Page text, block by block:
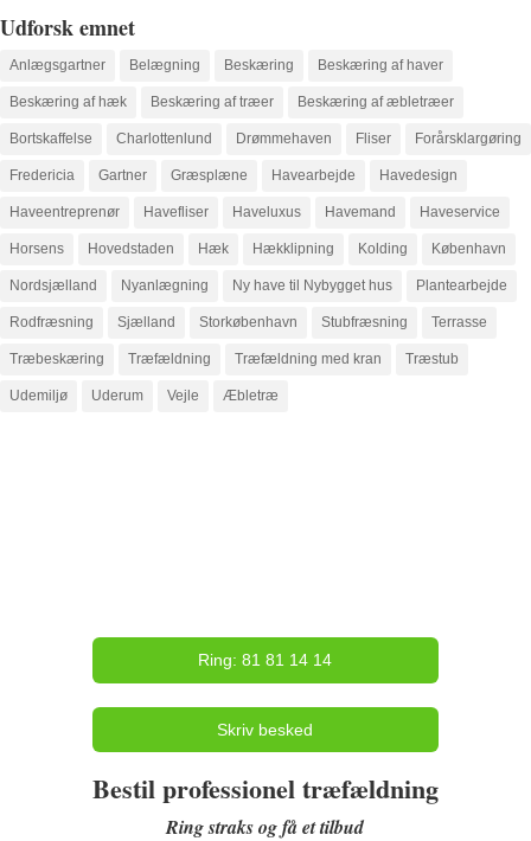
Udforsk emnet
Anlægsgartner Belægning Beskæring Beskæring af haver
Beskæring af hæk Beskæring af træer Beskæring af æbletræer
Bortskaffelse Charlottenlund Drømmehaven Fliser Forårsklargøring
Fredericia Gartner Græsplæne Havearbejde Havedesign
Haveentreprenør Havefliser Haveluxus Havemand Haveservice
Horsens Hovedstaden Hæk Hækklipning Kolding København
Nordsjælland Nyanlægning Ny have til Nybygget hus Plantearbejde
Rodfræsning Sjælland Storkøbenhavn Stubfræsning Terrasse
Træbeskæring Træfældning Træfældning med kran Træstub
Udemiljø Uderum Vejle Æbletræ
Ring: 81 81 14 14
Skriv besked
Bestil professionel træfældning
Ring straks og få et tilbud